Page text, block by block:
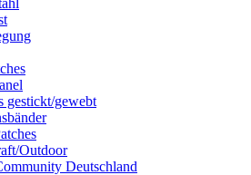
gestickt/gewebt
Outdoor
Deutschland